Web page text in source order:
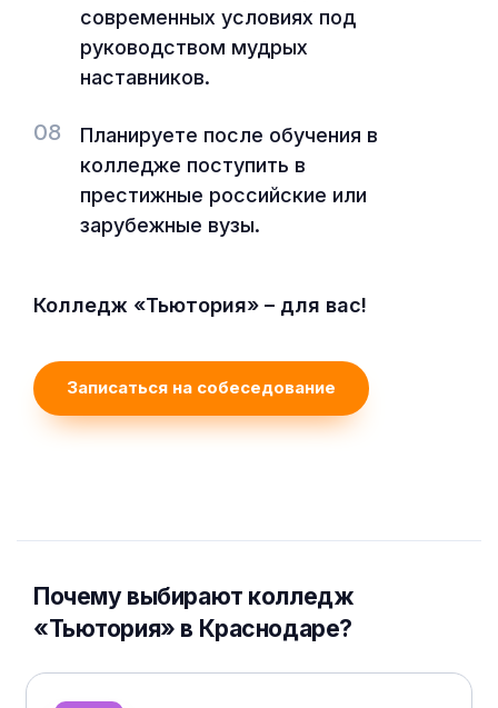
современных условиях под
руководством мудрых
наставников.
08
Планируете после обучения в
колледже поступить в
престижные российские или
зарубежные вузы.
Колледж «Тьютория» – для вас!
Записаться на собеседование
Почему выбирают колледж
«Тьютория» в Краснодаре?